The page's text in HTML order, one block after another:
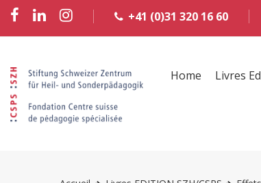
+41 (0)31 320 16 60
Home Livres